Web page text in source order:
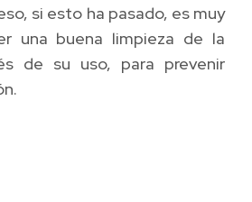
si esto ha pasado, es muy
una buena limpieza de la
de su uso, para prevenir